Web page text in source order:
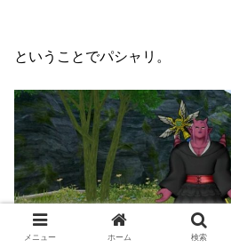
ということでパシャリ。
メニュー ホーム 検索